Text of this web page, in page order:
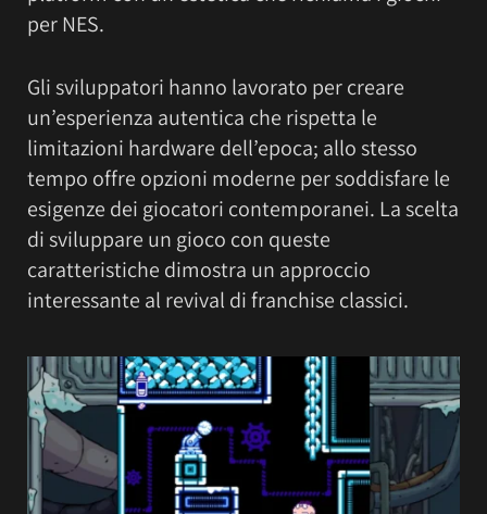
per NES.
Gli sviluppatori hanno lavorato per creare
un’esperienza autentica che rispetta le
limitazioni hardware dell’epoca; allo stesso
tempo offre opzioni moderne per soddisfare le
esigenze dei giocatori contemporanei. La scelta
di sviluppare un gioco con queste
caratteristiche dimostra un approccio
interessante al revival di franchise classici.